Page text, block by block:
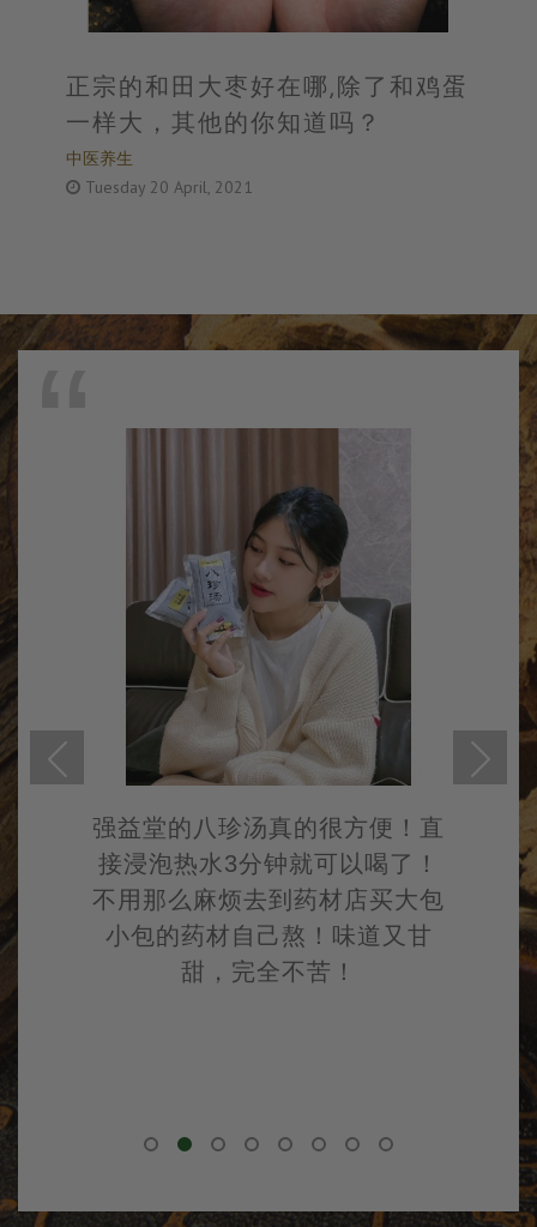
中医养生
正宗的和田大枣好在哪,除了和鸡蛋
一样大，其他的你知道吗？
Tuesday 20 April, 2021
强益堂的八珍汤真的很方便！直
接浸泡热水3分钟就可以喝了！
不用那么麻烦去到药材店买大包
小包的药材自己熬！味道又甘
甜，完全不苦！